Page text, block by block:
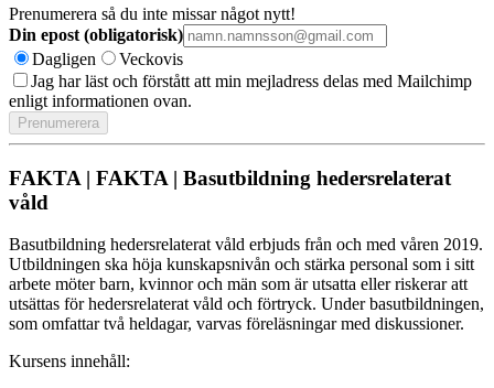
Prenumerera så du inte missar något nytt!
Din epost (obligatorisk)
Dagligen
Veckovis
Jag har läst och förstått att min mejladress delas med Mailchimp
enligt informationen ovan.
FAKTA | FAKTA | Basutbildning hedersrelaterat
våld
Basutbildning hedersrelaterat våld erbjuds från och med våren 2019.
Utbildningen ska höja kunskapsnivån och stärka personal som i sitt
arbete möter barn, kvinnor och män som är utsatta eller riskerar att
utsättas för hedersrelaterat våld och förtryck. Under basutbildningen,
som omfattar två heldagar, varvas föreläsningar med diskussioner.
Kursens innehåll: